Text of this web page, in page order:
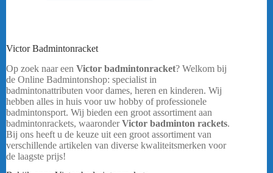
Victor Badmintonracket
Op zoek naar een Victor badmintonracket? Welkom bij
de Online Badmintonshop: specialist in
badmintonattributen voor dames, heren en kinderen. Wij
hebben alles in huis voor uw hobby of professionele
badmintonsport. Wij bieden een groot assortiment aan
badmintonrackets, waaronderVictor badminton rackets.
Bij ons heeft u de keuze uit een groot assortiment van
verschillende artikelen van diverse kwaliteitsmerken voor
de laagste prijs!